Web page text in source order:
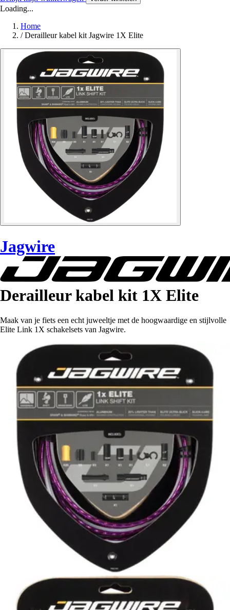
Loading...
Home
/ Derailleur kabel kit Jagwire 1X Elite
Jagwire
Derailleur kabel kit 1X Elite
Maak van je fiets een echt juweeltje met de hoogwaardige en stijlvolle
Elite Link 1X schakelsets van Jagwire.